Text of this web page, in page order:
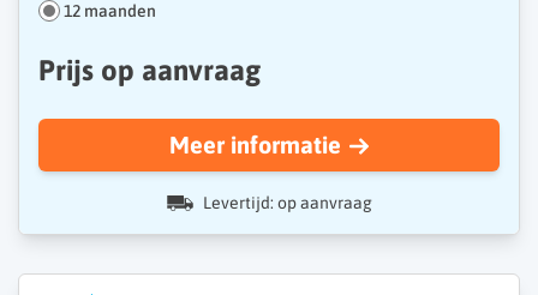
12 maanden
Prijs op aanvraag
Meer informatie
Levertijd: op aanvraag